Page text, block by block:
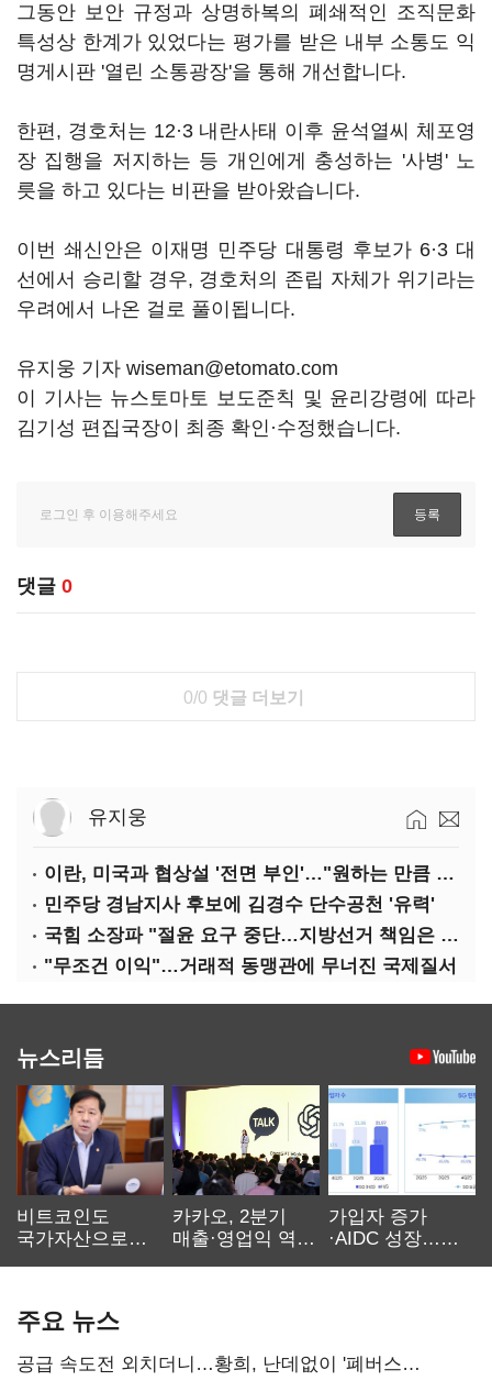
그동안 보안 규정과 상명하복의 폐쇄적인 조직문화
특성상 한계가 있었다는 평가를 받은 내부 소통도 익
명게시판 '열린 소통광장'을 통해 개선합니다.
한편, 경호처는 12·3 내란사태 이후 윤석열씨 체포영
장 집행을 저지하는 등 개인에게 충성하는 '사병' 노
릇을 하고 있다는 비판을 받아왔습니다.
이번 쇄신안은 이재명 민주당 대통령 후보가 6·3 대
선에서 승리할 경우, 경호처의 존립 자체가 위기라는
우려에서 나온 걸로 풀이됩니다.
유지웅 기자 wiseman@etomato.com
이 기사는 뉴스토마토 보도준칙 및 윤리강령에 따라
김기성 편집국장이 최종 확인·수정했습니다.
댓글 0
0/0 댓글 더보기
유지웅
이란, 미국과 협상설 '전면 부인'…"원하는 만큼 전쟁 가능"
민주당 경남지사 후보에 김경수 단수공천 '유력'
국힘 소장파 "절윤 요구 중단…지방선거 책임은 장동혁 몫"
"무조건 이익"…거래적 동맹관에 무너진 국제질서
뉴스리듬
비트코인도
국가자산으로…'
카카오, 2분기
매출·영업익 역대
가입자 증가
·AIDC 성장…
주요 뉴스
공급 속도전 외치더니…황희, 난데없이 '폐버스